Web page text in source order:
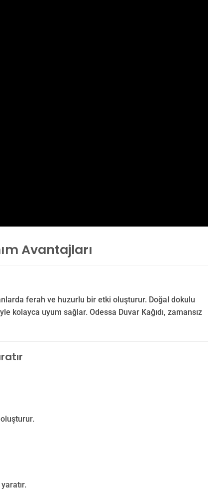
Avantajları
ferah ve huzurlu bir etki oluşturur. Doğal dokulu
uyum sağlar. Odessa Duvar Kağıdı, zamansız